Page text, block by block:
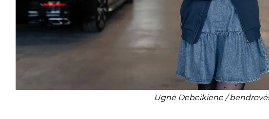
Ugnė Debeikienė /